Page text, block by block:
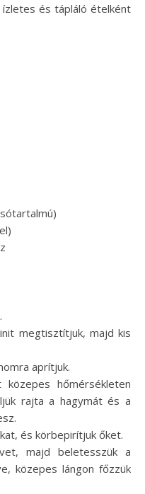
és tápláló ételként
megtisztítjuk, majd kis
aprítjuk.
hőmérsékleten
rajta a hagymát és a
és körbepirítjuk őket.
majd beletesszük a
közepes lángon főzzük